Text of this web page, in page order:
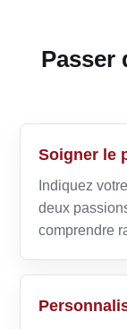
Passer
Soigner le
Indiquez
deux
comprendre